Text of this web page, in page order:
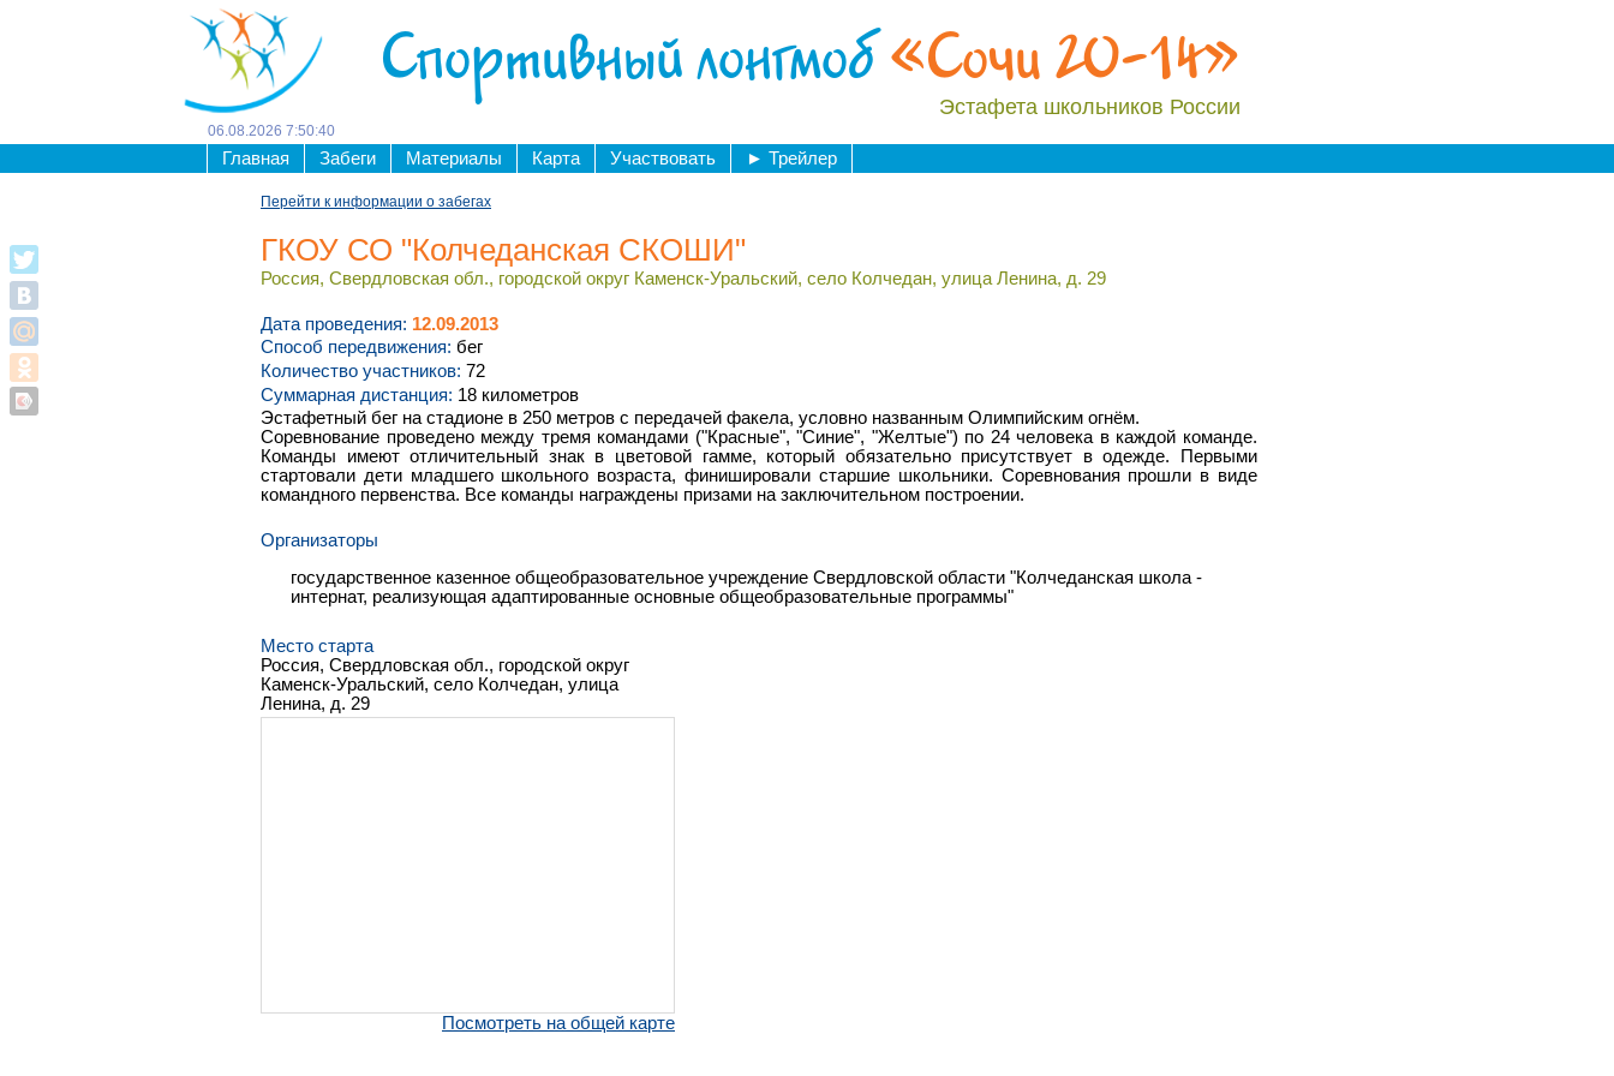
Спортивный лонгмоб«Сочи 20-14»
Эстафета школьников России
06 08 2026 7:50:40
Главная Забеги Материалы Карта Участвовать ► Трейлер
Перейти к информации о забегах
ГКОУ СО "Колчеданская СКОШИ"
Россия, Свердловская обл., городской округ Каменск-Уральский, село Колчедан, улица Ленина, д. 29
Дата проведения: 12.09.2013
Способ передвижения: бег
Количество участников: 72
Суммарная дистанция: 18 километров
Эстафетный бег на стадионе в 250 метров с передачей факела, условно названным Олимпийским огнём.
Соревнование проведено между тремя командами ("Красные", "Синие", "Желтые") по 24 человека в каждой команде.
Команды имеют отличительный знак в цветовой гамме, который обязательно присутствует в одежде. Первыми
стартовали дети младшего школьного возраста, финишировали старшие школьники. Соревнования прошли в виде
командного первенства. Все команды награждены призами на заключительном построении.
Организаторы
государственное казенное общеобразовательное учреждение Свердловской области "Колчеданская школа -
интернат, реализующая адаптированные основные общеобразовательные программы"
Место старта
Россия, Свердловская обл., городской округ
Каменск-Уральский, село Колчедан, улица
Ленина, д. 29
Посмотреть на общей карте